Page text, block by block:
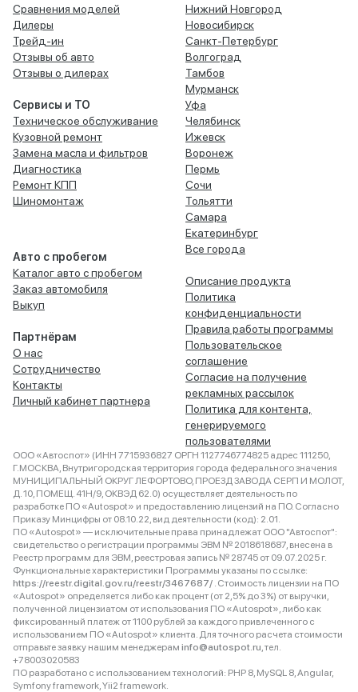
Сравнения моделей
Дилеры
Трейд-ин
Отзывы об авто
Отзывы о дилерах
Сервисы и ТО
Техническое обслуживание
Кузовной ремонт
Замена масла и фильтров
Диагностика
Ремонт КПП
Шиномонтаж
Авто с пробегом
Каталог авто с пробегом
Заказ автомобиля
Выкуп
Партнёрам
О нас
Сотрудничество
Контакты
Личный кабинет партнера
Нижний Новгород
Новосибирск
Санкт-Петербург
Волгоград
Тамбов
Мурманск
Уфа
Челябинск
Ижевск
Воронеж
Пермь
Сочи
Тольятти
Самара
Екатеринбург
Все города
Описание продукта
Политика
конфиденциальности
Правила работы программы
Пользовательское
соглашение
Согласие на получение
рекламных рассылок
Политика для контента,
генерируемого
пользователями
ООО «Автоспот» (ИНН 7715936827 ОРГН 1127746774825 адрес 111250,
Г.МОСКВА, Внутригородская территория города федерального значения
МУНИЦИПАЛЬНЫЙ ОКРУГ ЛЕФОРТОВО, ПРОЕЗД ЗАВОДА СЕРП И МОЛОТ,
Д. 10, ПОМЕЩ. 41Н/9, ОКВЭД 62.0) осуществляет деятельность по
разработке ПО «Autospot» и предоставлению лицензий на ПО. Согласно
Приказу Минцифры от 08.10.22, вид деятельности (код): 2.01.
ПО «Autospot» — исключительные права принадлежат ООО "Автоспот":
свидетельство о регистрации программы ЭВМ № 2018618687, внесена в
Реестр программ для ЭВМ, реестровая запись № 28745 от 09.07.2025 г.
Функциональные характеристики Программы указаны по ссылке:
https://reestr.digital.gov.ru/reestr/3467687/ . Стоимость лицензии на ПО
«Autospot» определяется либо как процент (от 2,5% до 3%) от выручки,
полученной лицензиатом от использования ПО «Autospot», либо как
фиксированный платеж от 1100 рублей за каждого привлеченного с
использованием ПО «Autospot» клиента. Для точного расчета стоимости
отправьте заявку нашим менеджерам info@autospot.ru, тел.
+78003020583
ПО разработано с использованием технологий: PHP 8, MySQL 8, Angular,
Symfony framework, Yii2 framework.